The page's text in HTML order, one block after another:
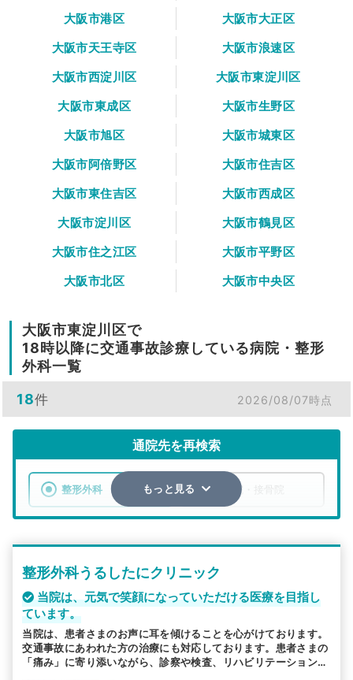
大阪市港区
大阪市大正区
大阪市天王寺区
大阪市浪速区
大阪市西淀川区
大阪市東淀川区
大阪市東成区
大阪市生野区
大阪市旭区
大阪市城東区
大阪市阿倍野区
大阪市住吉区
大阪市東住吉区
大阪市西成区
大阪市淀川区
大阪市鶴見区
大阪市住之江区
大阪市平野区
大阪市北区
大阪市中央区
大阪市東淀川区で
18時以降に交通事故診療している病院・整形
外科一覧
18件 2026/08/07時点
通院先を再検索
整形外科 整骨院・接骨院
検索する
その他の検索方法
もっと見る
整形外科うるしたにクリニック
当院は、元気で笑顔になっていただける医療を目指し
ています。
当院は、患者さまのお声に耳を傾けることを心がけております。
交通事故にあわれた方の治療にも対応しております。患者さまの
「痛み」に寄り添いながら、診察や検査、リハビリテーションや